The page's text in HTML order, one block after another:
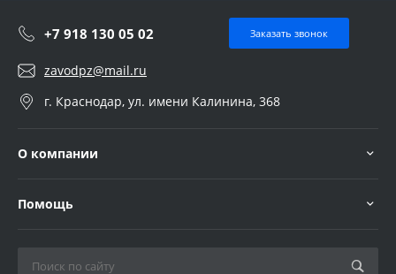
+7 918 130 05 02 Заказать звонок
zavodpz@mail.ru
г. Краснодар, ул. имени Калинина, 368
О компании
Помощь